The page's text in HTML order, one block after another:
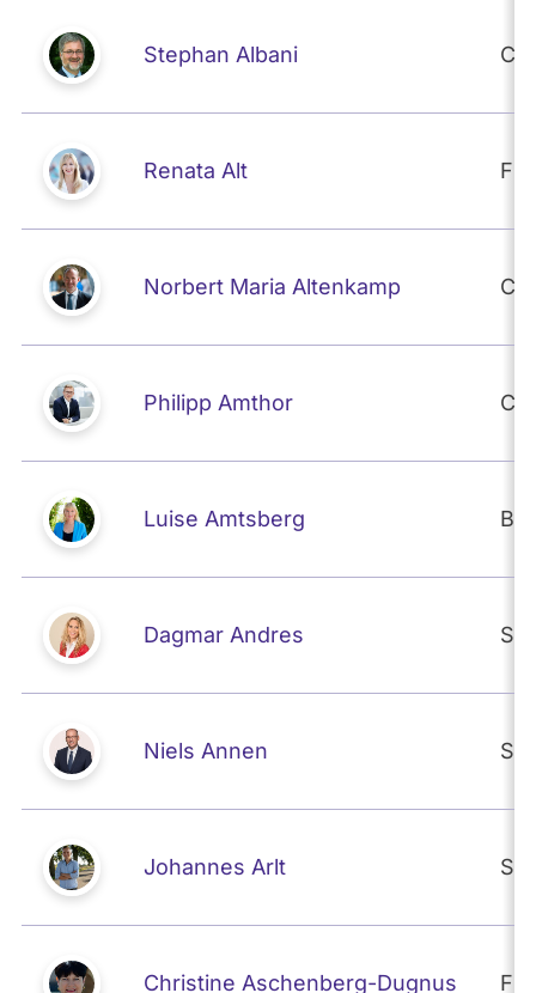
Stephan Albani
Renata Alt
Norbert Maria Altenkamp
Philipp Amthor
Luise Amtsberg
Dagmar Andres
Niels Annen
Johannes Arlt
Christine Aschenberg-Dugnus